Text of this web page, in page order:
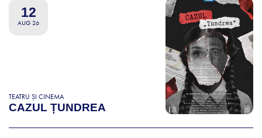
12
AUG 26
TEATRU ȘI CINEMA
CAZUL ȚUNDREA